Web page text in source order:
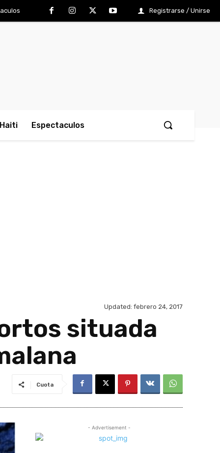
Registrarse / Unirse
Haiti Espectaculos
Updated: febrero 24, 2017
situada
Cuota
- Advertisement -